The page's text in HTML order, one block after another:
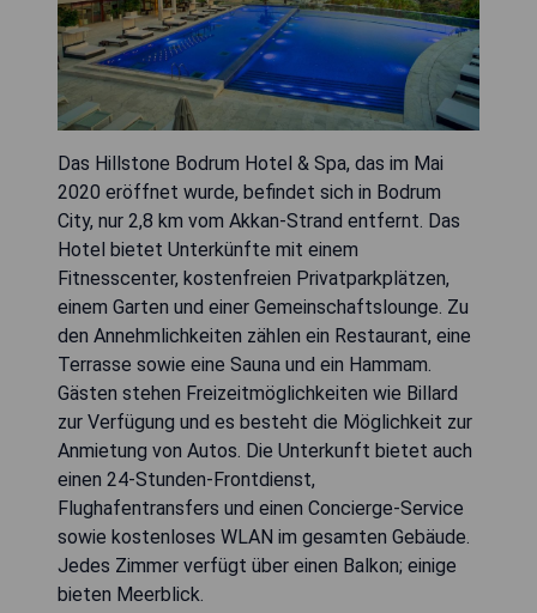
Das Hillstone Bodrum Hotel & Spa, das im Mai
2020 eröffnet wurde, befindet sich in Bodrum
City, nur 2,8 km vom Akkan-Strand entfernt. Das
Hotel bietet Unterkünfte mit einem
Fitnesscenter, kostenfreien Privatparkplätzen,
einem Garten und einer Gemeinschaftslounge. Zu
den Annehmlichkeiten zählen ein Restaurant, eine
Terrasse sowie eine Sauna und ein Hammam.
Gästen stehen Freizeitmöglichkeiten wie Billard
zur Verfügung und es besteht die Möglichkeit zur
Anmietung von Autos. Die Unterkunft bietet auch
einen 24-Stunden-Frontdienst,
Flughafentransfers und einen Concierge-Service
sowie kostenloses WLAN im gesamten Gebäude.
Jedes Zimmer verfügt über einen Balkon; einige
bieten Meerblick.